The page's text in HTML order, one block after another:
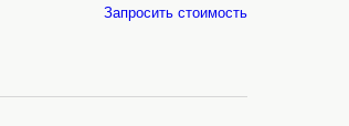
Запросить стоимость